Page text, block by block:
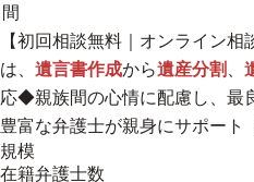
間
【初回相談無料｜オンライン
は、 遺言書作成から遺産分割
応◆親族間の心情に配慮し、最
豊富な弁護士が親身にサポート
規模
在籍弁護士数